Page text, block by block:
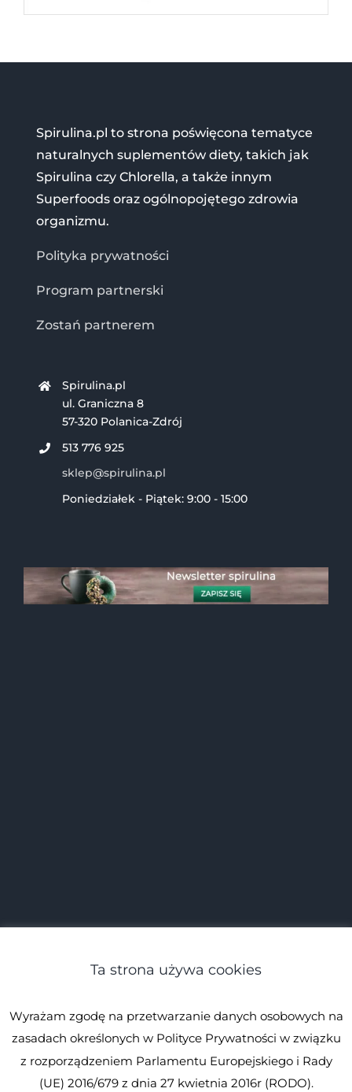
Spirulina.pl to strona poświęcona tematyce
naturalnych suplementów diety, takich jak
Spirulina czy Chlorella, a także innym
Superfoods oraz ogólnopojętego zdrowia
organizmu.
Polityka prywatności
Program partnerski
Zostań partnerem
Spirulina.pl
ul. Graniczna 8
57-320 Polanica-Zdrój
513 776 925
sklep@spirulina.pl
Poniedziałek - Piątek: 9:00 - 15:00
Ta strona używa cookies
Wyrażam zgodę na przetwarzanie danych osobowych na
zasadach określonych w Polityce Prywatności w związku
z rozporządzeniem Parlamentu Europejskiego i Rady
(UE) 2016/679 z dnia 27 kwietnia 2016r (RODO).